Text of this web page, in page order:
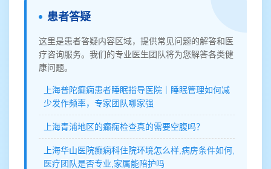
患者答疑
这里是患者答疑内容区域，提供常见问题的解答和医
疗咨询服务。我们的专业医生团队将为您解答各类健
康问题。
上海普陀癫痫患者睡眠指导医院｜睡眠管理如何减
少发作频率，专家团队哪家强
上海青浦地区的癫痫检查真的需要空腹吗？
上海华山医院癫痫科住院环境怎么样,病房条件如何,
医疗团队是否专业,家属能陪护吗